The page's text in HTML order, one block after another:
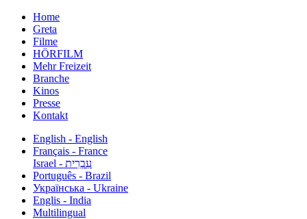
Home
Greta
Filme
HÖRFILM
Mehr Freizeit
Branche
Kinos
Presse
Kontakt
English - English
Français - France
עִבְרִית - Israel
Português - Brazil
Українська - Ukraine
Englis - India
Multilingual